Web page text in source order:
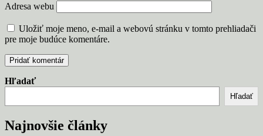
Adresa webu
Uložiť moje meno, e-mail a webovú stránku v tomto prehliadači
pre moje budúce komentáre.
Hľadať
Hľadať
Najnovšie články